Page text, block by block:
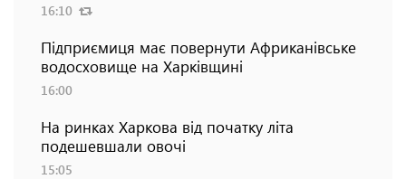
16:10
Підприємиця має повернути Африканівське
водосховище на Харківщині
16:00
На ринках Харкова від початку літа
подешевшали овочі
15:05